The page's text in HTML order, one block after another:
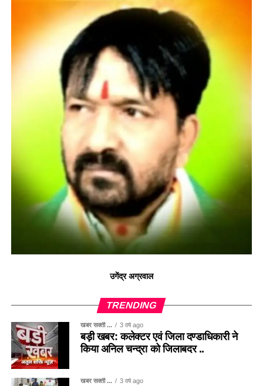
उगेंद्र अग्रवाल
TRENDING
खबर सक्ती ... 3 वर्ष ago
बड़ी खबर: कलेक्टर एवं जिला दण्डाधिकारी ने
किया अनिल चन्द्रा को जिलाबदर ..
खबर सक्ती ... 3 वर्ष ago